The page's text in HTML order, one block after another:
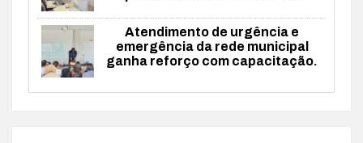
Atendimento de urgência e
emergência da rede municipal
ganha reforço com capacitação.